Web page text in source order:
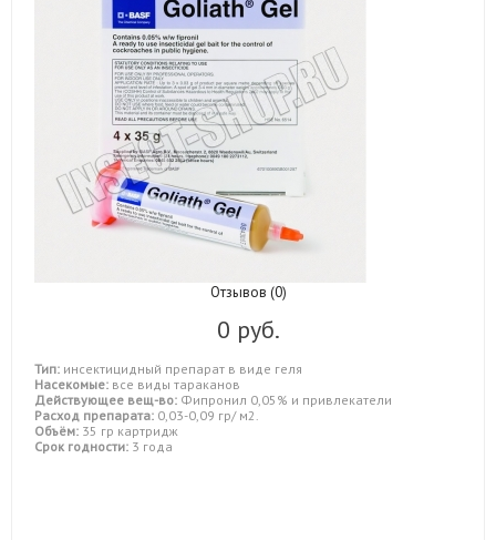
Отзывов (0)
0 руб.
Тип: инсектицидный препарат в виде геля
Насекомые: все виды тараканов
Действующее вещ-во: Фипронил 0,05% и привлекатели
Расход препарата: 0,03-0,09 гр/ м2.
Объём: 35 гр картридж
Срок годности: 3 года